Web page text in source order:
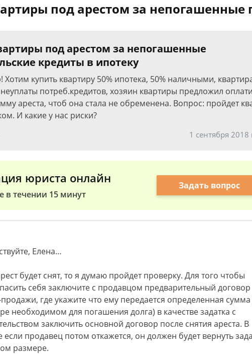
под арестом за непогашенные
под арестом за непогашенные
кредиты в ипотеку
купить квартиру 50% ипотека, 50% наличными,
потреб.кредитов, хозяин квартиры предложил
ареста, чтоб она стала не обременена. Вопрос: пройдет
И какие у нас риски?
1 сентября 2018
юриста онлайн
в течении 15 минут
Задать вопрос
Елена…
будет снят, то я думаю пройдет проверку. Для того чтобы
себя заключите с продавцом предварительный договор
где укажите что ему передается определенная сумма
необходимом для погашения долга) в качестве задатка с
заключить основной договор после снятия ареста. В
если продавец потом откажется, он должен будет вернуть
размере.